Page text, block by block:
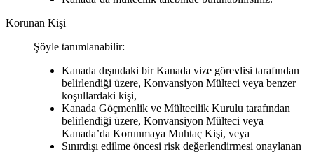
Korunan Kişi
Şöyle tanımlanabilir:
Kanada dışındaki bir Kanada vize görevlisi tarafından
belirlendiği üzere, Konvansiyon Mülteci veya benzer
koşullardaki kişi,
Kanada Göçmenlik ve Mültecilik Kurulu tarafından
belirlendiği üzere, Konvansiyon Mülteci veya
Kanada’da Korunmaya Muhtaç Kişi, veya
Sınırdışı edilme öncesi risk değerlendirmesi onaylanan